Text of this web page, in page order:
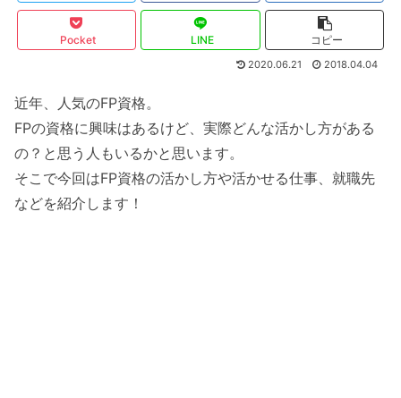
Pocket LINE コピー
2020.06.21 2018.04.04
近年、人気のFP資格。
FPの資格に興味はあるけど、実際どんな活かし方がある
の？と思う人もいるかと思います。
そこで今回はFP資格の活かし方や活かせる仕事、就職先
などを紹介します！